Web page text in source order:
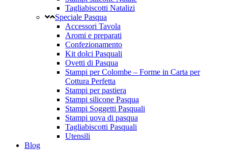
Tagliabiscotti Natalizi
Speciale Pasqua
Accessori Tavola
Aromi e preparati
Confezionamento
Kit dolci Pasquali
Ovetti di Pasqua
Stampi per Colombe – Forme in Carta per
Cottura Perfetta
Stampi per pastiera
Stampi silicone Pasqua
Stampi Soggetti Pasquali
Stampi uova di pasqua
Tagliabiscotti Pasquali
Utensili
Blog